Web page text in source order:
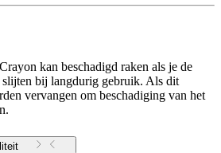
kan beschadigd raken als je de
bij langdurig gebruik. Als dit
vervangen om beschadiging van het